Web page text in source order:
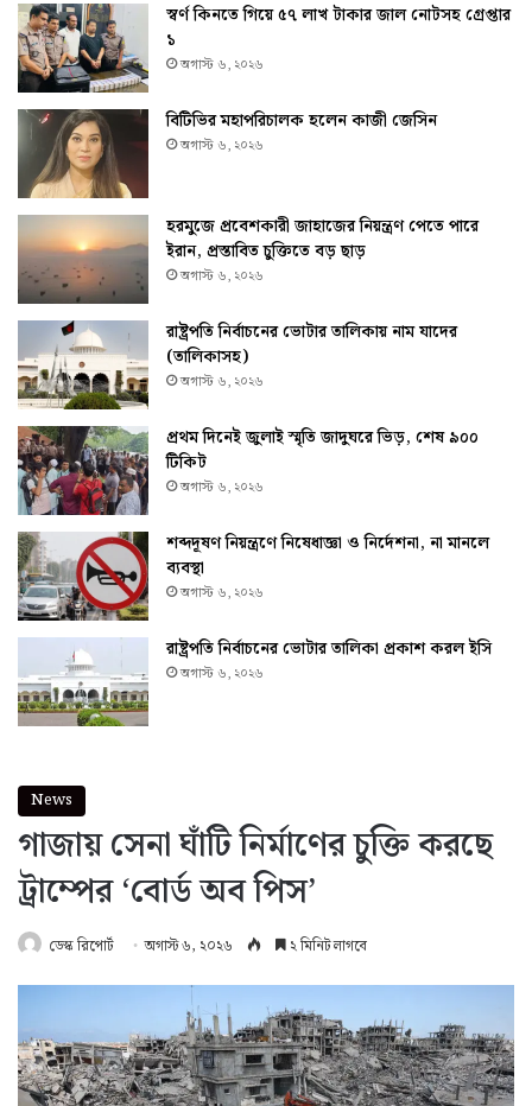
স্বর্ণ কিনতে গিয়ে ৫৭ লাখ টাকার জাল নোটসহ গ্রেপ্তার
১
অগাস্ট ৬, ২০২৬
বিটিভির মহাপরিচালক হলেন কাজী জেসিন
অগাস্ট ৬, ২০২৬
হরমুজে প্রবেশকারী জাহাজের নিয়ন্ত্রণ পেতে পারে
ইরান, প্রস্তাবিত চুক্তিতে বড় ছাড়
অগাস্ট ৬, ২০২৬
রাষ্ট্রপতি নির্বাচনের ভোটার তালিকায় নাম যাদের
(তালিকাসহ)
অগাস্ট ৬, ২০২৬
প্রথম দিনেই জুলাই স্মৃতি জাদুঘরে ভিড়, শেষ ৯০০
টিকিট
অগাস্ট ৬, ২০২৬
শব্দদূষণ নিয়ন্ত্রণে নিষেধাজ্ঞা ও নির্দেশনা, না মানলে
ব্যবস্থা
অগাস্ট ৬, ২০২৬
রাষ্ট্রপতি নির্বাচনের ভোটার তালিকা প্রকাশ করল ইসি
অগাস্ট ৬, ২০২৬